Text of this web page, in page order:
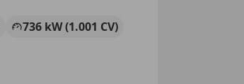
736 kW (1.001 CV)